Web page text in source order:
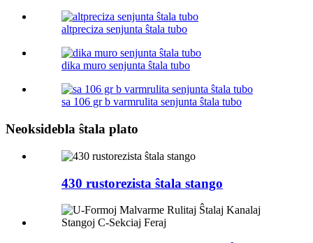
altpreciza senjunta ŝtala tubo
dika muro senjunta ŝtala tubo
sa 106 gr b varmrulita senjunta ŝtala tubo
Neoksidebla ŝtala plato
430 rustorezista ŝtala stango